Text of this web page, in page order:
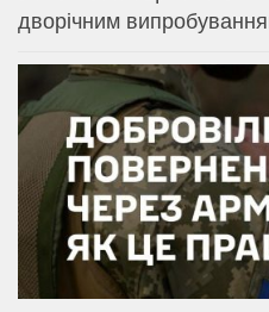
дворічним